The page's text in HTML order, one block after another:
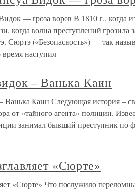
— гроза воров В 1810 г., когда
когда волна преступлений грозила
Сюртэ («Безопасность») — так
наступил
– Ванька Каин
Ванька Каин Следующая история –
от «тайного агента» полиции.
занимал бывший преступник по
«Сюрте»
«Сюрте» Что послужило